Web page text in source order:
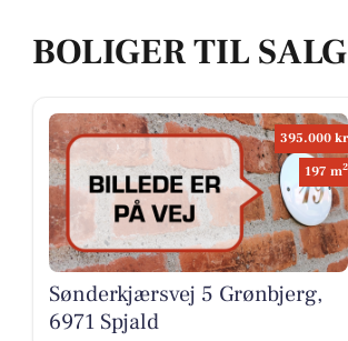
BOLIGER TIL
395.000 kr
197 m2
Sønderkjærsvej 5 Grønbjerg,
6971 Spjald